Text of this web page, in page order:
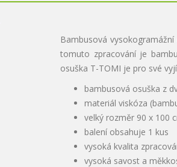
Bambusová
tomuto zpracování je
osuška T-TOMI je pro své
bambusová osuška z
materiál viskóza
velký rozměr 90 x 100
balení obsahuje 1 kus
vysoká kvalita
vysoká savost a